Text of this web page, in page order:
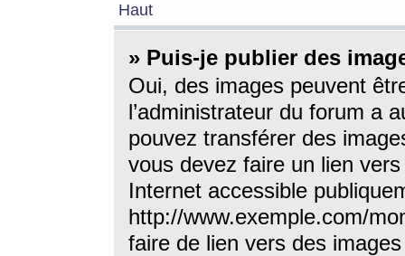
Haut
» Puis-je publier des
Oui, des images peuvent
l’administrateur du forum a
pouvez transférer des
vous devez faire un lien
Internet accessible
http://www.exemple.com/
faire de lien vers des